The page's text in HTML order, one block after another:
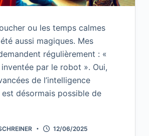
ou les temps calmes
aussi magiques. Mes
régulièrement : «
par le robot ». Oui,
de l’intelligence
désormais possible de
12/06/2025